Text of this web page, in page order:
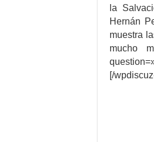
la
Hernán
muestra
mucho
[/